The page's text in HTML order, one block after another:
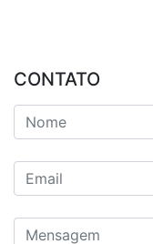
CONTATO